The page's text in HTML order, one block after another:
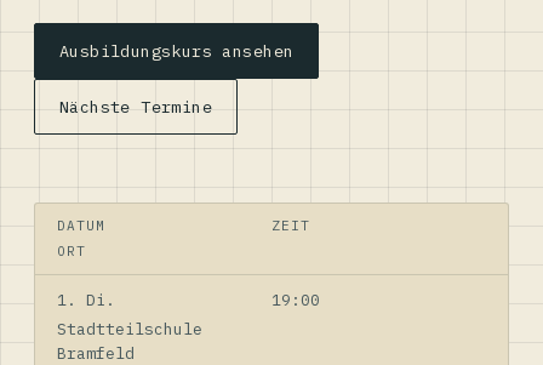
Ausbildungskurs ansehen
Nächste Termine
DATUM
ZEIT
ORT
1. Di.
19:00
Stadtteilschule
Bramfeld